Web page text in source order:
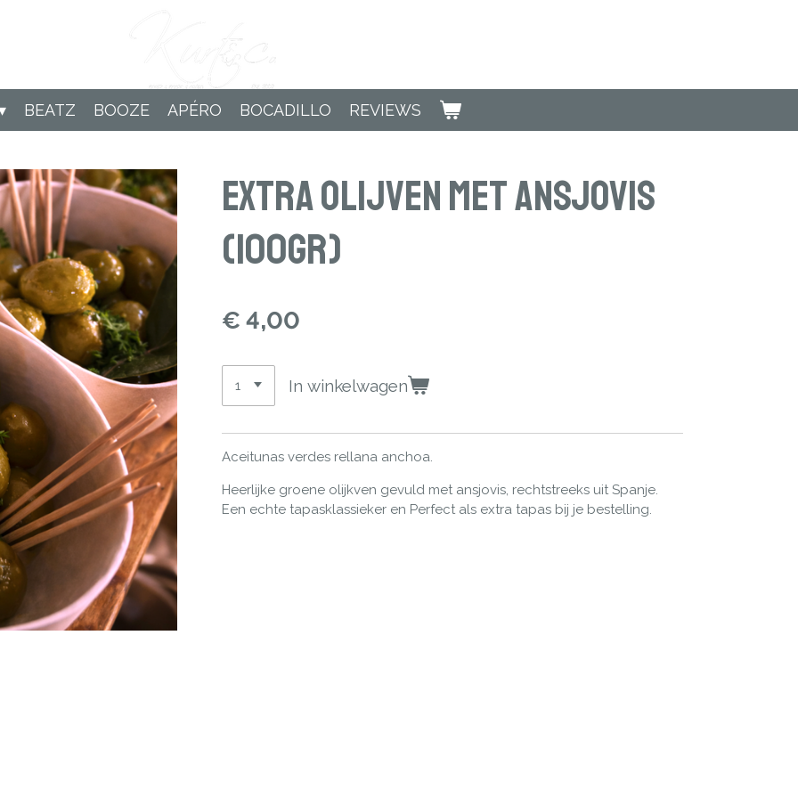
BEATZ BOOZE APÉRO BOCADILLO REVIEWS
Extra Olijven met ansjovis
(100gr)
€ 4,00
In winkelwagen
Aceitunas verdes rellana anchoa.
Heerlijke groene olijkven gevuld met ansjovis, rechtstreeks uit Spanje.
Een echte tapasklassieker en Perfect als extra tapas bij je bestelling.